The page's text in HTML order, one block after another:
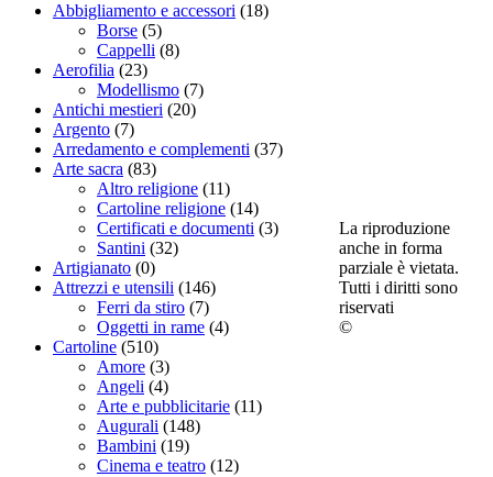
Abbigliamento e accessori (18)
Borse (5)
Cappelli (8)
Aerofilia (23)
Modellismo (7)
Antichi mestieri (20)
Argento (7)
Arredamento e complementi (37)
Arte sacra (83)
Altro religione (11)
Cartoline religione (14)
Certificati e documenti (3)
Santini (32)
Artigianato (0)
Attrezzi e utensili (146)
Ferri da stiro (7)
Oggetti in rame (4)
Cartoline (510)
Amore (3)
Angeli (4)
Arte e pubblicitarie (11)
Augurali (148)
Bambini (19)
Cinema e teatro (12)
La riproduzione
anche in forma
parziale è vietata.
Tutti i diritti sono
riservati
©